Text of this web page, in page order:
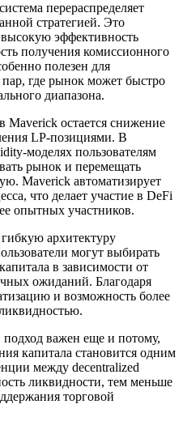
перераспределяет
стратегией. Это
высокую эффективность
получения комиссионного
полезен для
где рынок может быстро
диапазона.
остается снижение
LP-позициями. В
моделях пользователям
рынок и перемещать
Maverick автоматизирует
что делает участие в DeFi
опытных участников.
архитектуру
могут выбирать
в зависимости от
ожиданий. Благодаря
и возможность более
важен еще и потому,
капитала становится одним
между decentralized
ликвидности, тем меньше
торговой